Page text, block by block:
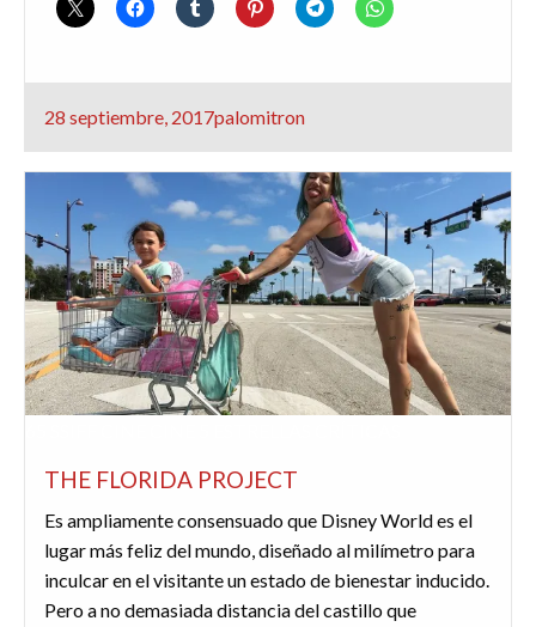
Publicado
28 septiembre, 2017palomitron
THE FLORIDA PROJECT
Es ampliamente consensuado que Disney World es el
lugar más feliz del mundo, diseñado al milímetro para
inculcar en el visitante un estado de bienestar inducido.
Pero a no demasiada distancia del castillo que